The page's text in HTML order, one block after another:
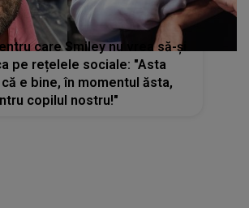
care Smiley nu vrea să-și
pe rețelele sociale: "Asta
e bine, în momentul ăsta,
copilul nostru!"